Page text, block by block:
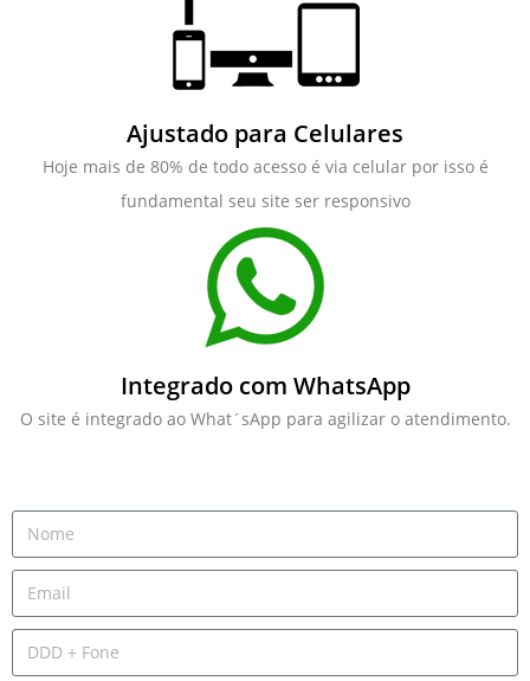
Ajustado para Celulares
Hoje mais de 80% de todo acesso é via celular por isso é
fundamental seu site ser responsivo
Integrado com WhatsApp
O site é integrado ao What´sApp para agilizar o atendimento.